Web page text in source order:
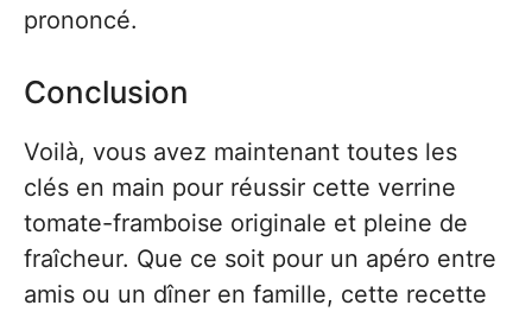
prononcé.
Conclusion
Voilà, vous avez maintenant toutes les
clés en main pour réussir cette verrine
tomate-framboise originale et pleine de
fraîcheur. Que ce soit pour un apéro entre
amis ou un dîner en famille, cette recette